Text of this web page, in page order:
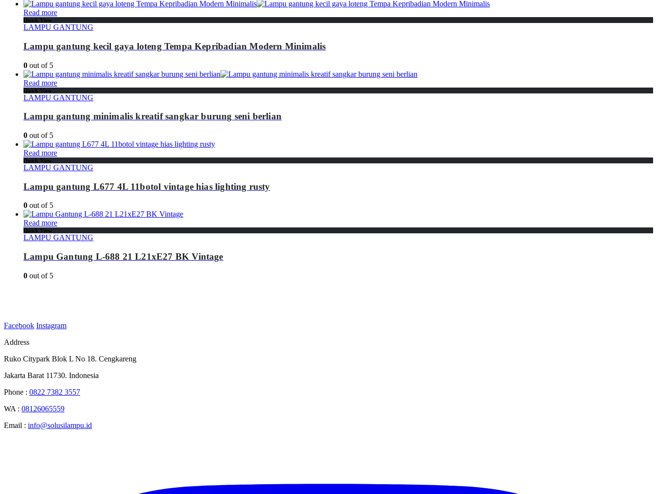
Read more
Quick View
LAMPU GANTUNG
Lampu gantung kecil gaya loteng Tempa Kepribadian Modern Minimalis
0 out of 5
Read more
Quick View
LAMPU GANTUNG
Lampu gantung minimalis kreatif sangkar burung seni berlian
0 out of 5
Read more
Quick View
LAMPU GANTUNG
Lampu gantung L677 4L 11botol vintage hias lighting rusty
0 out of 5
Read more
Quick View
LAMPU GANTUNG
Lampu Gantung L-688 21 L21xE27 BK Vintage
0 out of 5
Facebook Instagram
Address
Ruko Citypark Blok L No 18. Cengkareng
Jakarta Barat 11730. Indonesia
Phone : 0822 7382 3557
WA : 08126065559
Email : info@solusilampu.id